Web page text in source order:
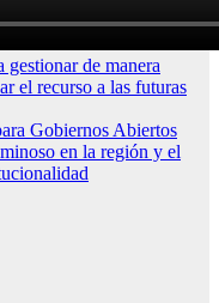
de manera
el recurso a las futuras
Gobiernos Abiertos
en la región y el